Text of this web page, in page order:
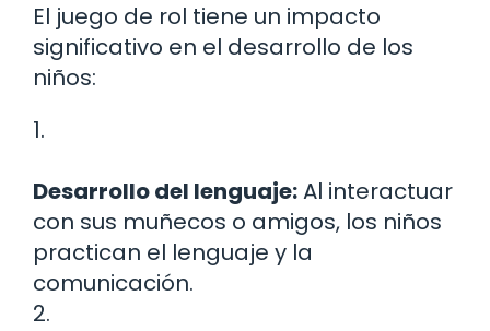
El juego de rol tiene un impacto
significativo en el desarrollo de los
niños:
1.
Desarrollo del lenguaje:Al interactuar
con sus muñecos o amigos, los niños
practican el lenguaje y la
comunicación.
2.